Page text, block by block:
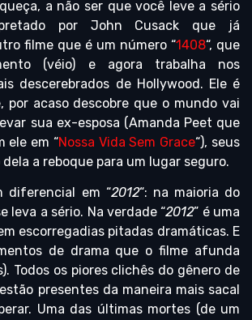
a não ser que você leve a sério
por John Cusack que já
filme que é um número “1408“, que
(véio) e agora trabalha nos
descerebrados de Hollywood. Ele é
por acaso descobre que o mundo vai
sua ex-esposa (Amanda Peet que
ele em “Nossa Vida Sem Grace“), seus
a reboque para um lugar seguro.
diferencial em “2012“: na maioria do
leva a sério. Na verdade “2012” é uma
escorregadias pitadas dramáticas. E
de drama que o filme afunda
Todos os piores clichês do gênero de
presentes da maneira mais sacal
Uma das últimas mortes (de um